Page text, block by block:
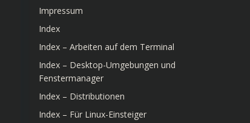
Impressum
Index
Index – Arbeiten auf dem Terminal
Index – Desktop-Umgebungen und
Fenstermanager
Index – Distributionen
Index – Für Linux-Einsteiger